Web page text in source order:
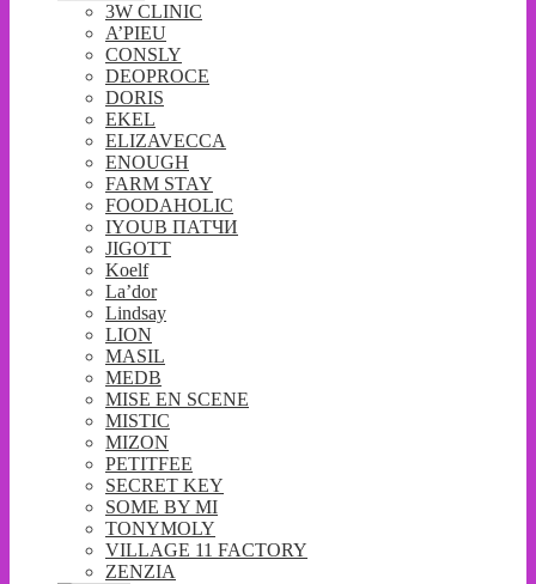
3W CLINIC
A’PIEU
CONSLY
DEOPROCE
DORIS
EKEL
ELIZAVECCA
ENOUGH
FARM STAY
FOODAHOLIC
IYOUB ПАТЧИ
JIGOTT
Koelf
La’dor
Lindsay
LION
MASIL
MEDB
MISE EN SCENE
MISTIC
MIZON
PETITFEE
SECRET KEY
SOME BY MI
TONYMOLY
VILLAGE 11 FACTORY
ZENZIA